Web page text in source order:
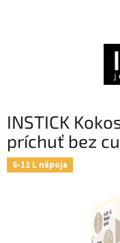
INSTICK
príchuť bez
6-12 L nápoja